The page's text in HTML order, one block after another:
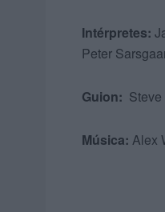
Intérpretes:
Peter
Guion:
Música: Alex